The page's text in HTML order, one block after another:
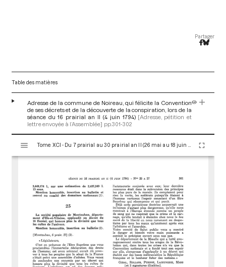
Partager
Table des matières
Adresse de la commune de Noireau, qui félicite la Convention
de ses décrets et de la découverte de la conspiration, lors de la
séance du 16 prairial an II (4 juin 1794) [Adresse, pétition et
lettre envoyée à l’Assemblée] pp.301-302
s